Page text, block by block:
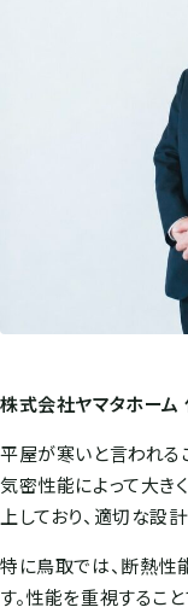
株式会社ヤマタホー
平屋が寒いと言われる
気密性能によって大き
上しており、適切な設
特に鳥取では、断熱性
す。性能を重視するこ